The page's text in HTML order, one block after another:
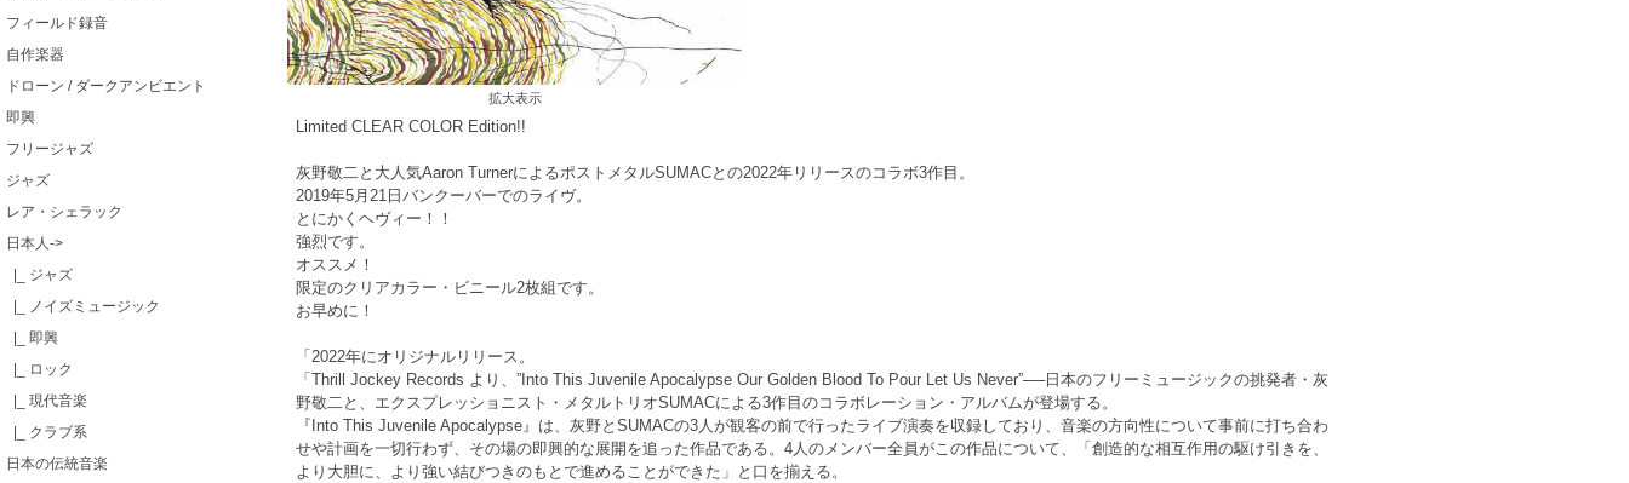
フィールド録音
自作楽器
ドローン / ダークアンビエント
即興
フリージャズ
ジャズ
レア・シェラック
日本人->
|_ ジャズ
|_ ノイズミュージック
|_ 即興
|_ ロック
|_ 現代音楽
|_ クラブ系
日本の伝統音楽
拡大表示
Limited CLEAR COLOR Edition!!
灰野敬二と大人気Aaron TurnerによるポストメタルSUMACとの2022年リリースのコラボ3作目。
2019年5月21日バンクーバーでのライヴ。
とにかくヘヴィー！！
強烈です。
オススメ！
限定のクリアカラー・ビニール2枚組です。
お早めに！
「2022年にオリジナルリリース。
「Thrill Jockey Records より、”Into This Juvenile Apocalypse Our Golden Blood To Pour Let Us Never”──日本のフリーミュージックの挑発者・灰
野敬二と、エクスプレッショニスト・メタルトリオSUMACによる3作目のコラボレーション・アルバムが登場する。
『Into This Juvenile Apocalypse』は、灰野とSUMACの3人が観客の前で行ったライブ演奏を収録しており、音楽の方向性について事前に打ち合わ
せや計画を一切行わず、その場の即興的な展開を追った作品である。4人のメンバー全員がこの作品について、「創造的な相互作用の駆け引きを、
より大胆に、より強い結びつきのもとで進めることができた」と口を揃える。